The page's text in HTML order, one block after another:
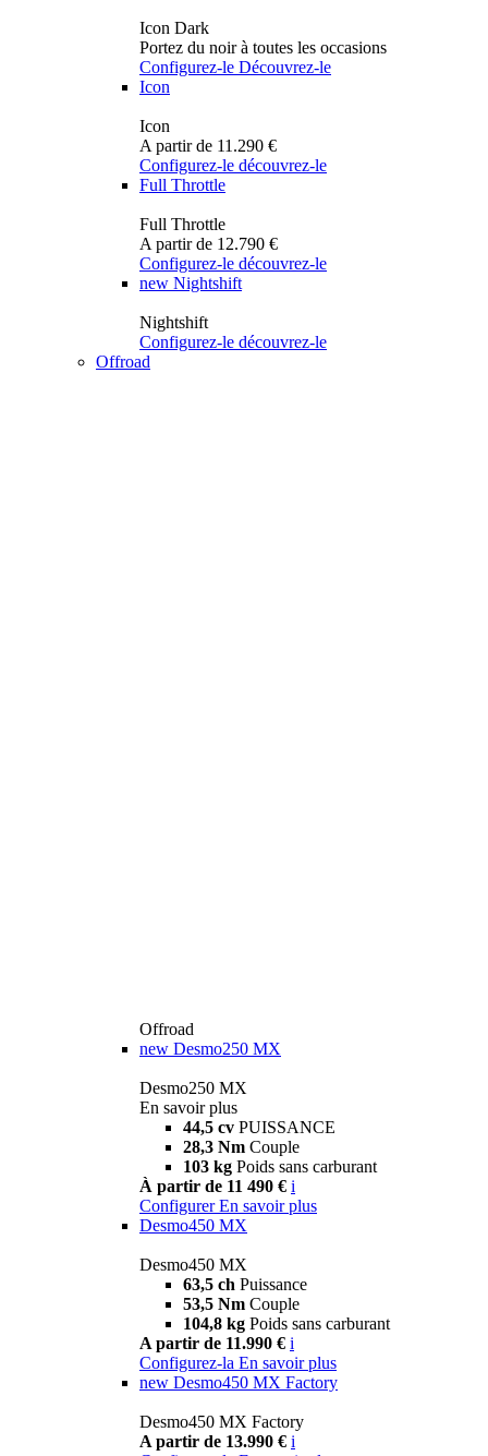
Icon Dark
Portez du noir à toutes les occasions
Configurez-le Découvrez-le
Icon
Icon
A partir de 11.290 €
Configurez-le découvrez-le
Full Throttle
Full Throttle
A partir de 12.790 €
Configurez-le découvrez-le
new Nightshift
Nightshift
Configurez-le découvrez-le
Offroad
Offroad
new Desmo250 MX
Desmo250 MX
En savoir plus
44,5 cv PUISSANCE
28,3 Nm Couple
103 kg Poids sans carburant
À partir de 11 490 € i
Configurer En savoir plus
Desmo450 MX
Desmo450 MX
63,5 ch Puissance
53,5 Nm Couple
104,8 kg Poids sans carburant
A partir de 11.990 € i
Configurez-la En savoir plus
new Desmo450 MX Factory
Desmo450 MX Factory
A partir de 13.990 € i